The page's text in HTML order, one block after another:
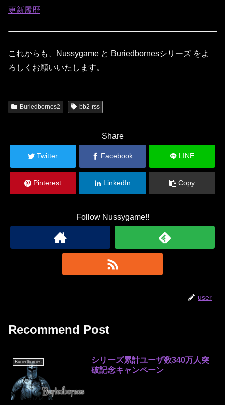
更新履歴
これからも、Nussygame と Buriedbornesシリーズ をよ
ろしくお願いいたします。
Buriedbornes2 bb2-rss
Share
Twitter Facebook LINE
Pinterest LinkedIn Copy
Follow Nussygame!!
user
Recommend Post
Buriedbornes
シリーズ累計ユーザ数340万人突
破記念キャンペーン